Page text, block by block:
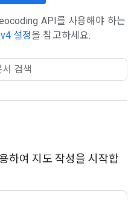
API를 사용해야 하는
설정을 참고하세요.
하여 지도 작성을 시작합